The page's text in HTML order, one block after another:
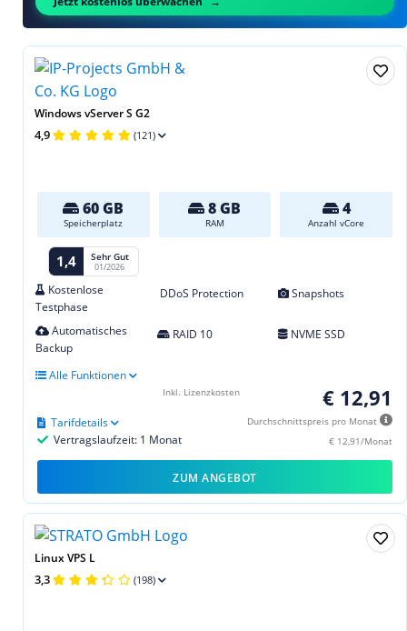
Windows vServer S G2
4,9 (121)
60 GB
Speicherplatz
8 GB
RAM
4
Anzahl vCore
1,4 Sehr Gut
01/2026
Kostenlose
Testphase
DDoS Protection Snapshots
Automatisches
Backup
RAID 10 NVME SSD
Alle Funktionen
€ 12,91
Durchschnittspreis pro Monat
€ 12,91/Monat
Vertragslaufzeit: 1 Monat
Tarifdetails
Inkl. Lizenzkosten
ZUM ANGEBOT
Linux VPS L
3,3 (198)